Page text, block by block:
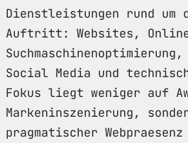
Dienstleistungen rund um
Auftritt: Websites,
Social Media und
Fokus liegt weniger auf
Markeninszenierung,
pragmatischer